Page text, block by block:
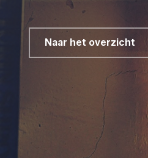
Naar het overzicht